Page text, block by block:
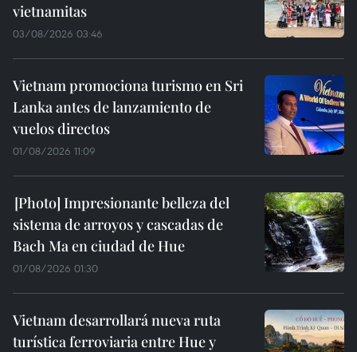
vietnamitas
03/08/2026 03:46
Vietnam promociona turismo en Sri
Lanka antes de lanzamiento de
vuelos directos
01/08/2026 11:09
Impresionante belleza del
sistema de arroyos y cascadas de
Bach Ma en ciudad de Hue
01/08/2026 01:30
Vietnam desarrollará nueva ruta
turística ferroviaria entre Hue y